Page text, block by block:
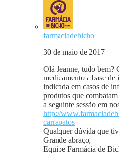
farmaciadebicho
30 de maio de 2017
Olá Jeanne, tudo bem?
medicamento a base
indicada em casos de
produtos que
a seguinte sessão em
http://
carrapatos
Qualquer dúvida que
Grande abraço,
Equipe Farmácia de